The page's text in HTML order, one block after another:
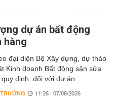
dự án bất động
hàng
đại diện Bộ Xây dựng, dự thảo
Kinh doanh Bất động sản sửa
quy định, đối với dự án...
11:26 | 07/08/2026